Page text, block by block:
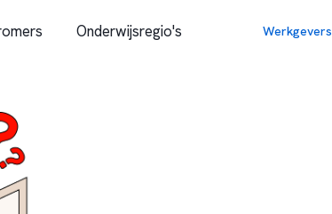
Onderwijsregio's Werkgevers